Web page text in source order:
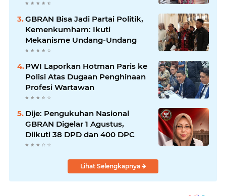
Kota
GBRAN Bisa Jadi Partai Politik,
Kemenkumham: Ikuti
Mekanisme Undang-Undang
PWI Laporkan Hotman Paris ke
Polisi Atas Dugaan Penghinaan
Profesi Wartawan
Dije: Pengukuhan Nasional
GBRAN Digelar 1 Agustus,
Diikuti 38 DPD dan 400 DPC
Lihat Selengkapnya